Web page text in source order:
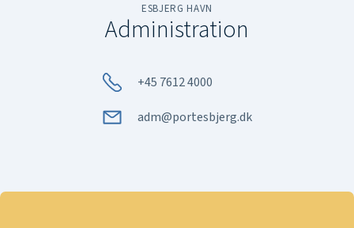
ESBJERG HAVN
Administration
+45 7612 4000
adm@portesbjerg.dk